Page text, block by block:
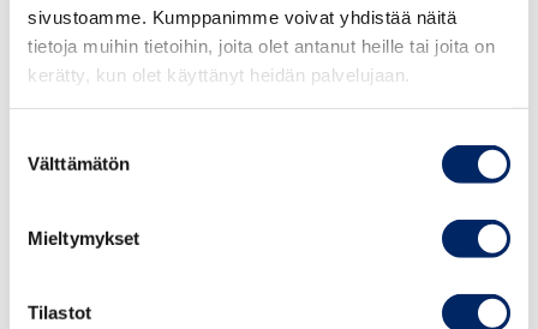
sivustoamme. Kumppanimme voivat yhdistää näitä
tietoja muihin tietoihin, joita olet antanut heille tai joita on
kerätty, kun olet käyttänyt heidän palvelujaan.
valinta
Välttämätön
Mieltymykset
Tilastot
aloitteesta elinkeinoelämän ansioristit tasavallan
presidenttiSauli Niinistölle ja vuorineuvosKari
Jordanille. Ansioristit luovutettiin
Keskuskauppakamarin illallisgaalassa ravintola
vielä myönnetty kenellekään, eli kyseessä ovat